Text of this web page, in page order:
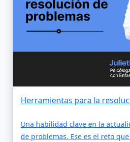
Herramientas para la
Una habilidad clave en la
de problemas. Ese es el reto